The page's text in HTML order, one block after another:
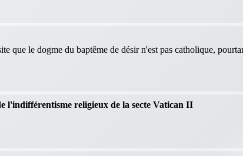
que le dogme du baptême de désir n'est pas catholique,
l'indifférentisme religieux de la secte Vatican II